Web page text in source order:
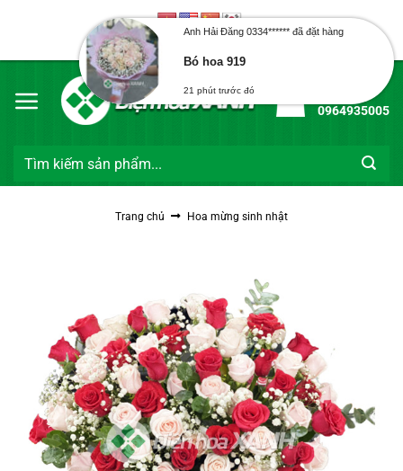
Chào mừng bạn đến với Điện Hoa Xanh
0964935005
Tìm
Trang chủ Hoa mừng sinh nhật
Anh Hải Đăng 0334****** đã đặt hàng
Bó hoa 919
21 phút trước đó